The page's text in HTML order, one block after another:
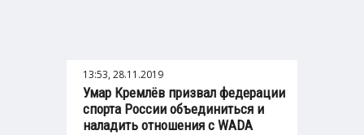
13:53, 28.11.2019
Умар Кремлёв призвал федерации
спорта России объединиться и
наладить отношения с WADA